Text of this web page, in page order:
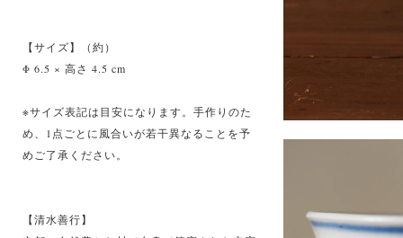
【サイズ】（約）
Φ 6.5 × 高さ 4.5 cm
※サイズ表記は目安になります。手作りのた
め、1点ごとに風合いが若干異なることを予
めご了承ください。
【清水善行】